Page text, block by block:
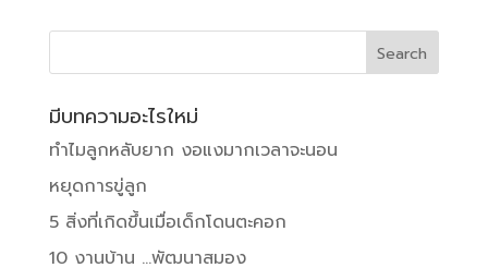
มีบทความอะไรใหม่
ทำไมลูกหลับยาก งอแงมากเวลาจะนอน
หยุดการขู่ลูก
5 สิ่งที่เกิดขึ้นเมื่อเด็กโดนตะคอก
10 งานบ้าน …พัฒนาสมอง